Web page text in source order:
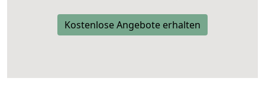
Kostenlose Angebote erhalten